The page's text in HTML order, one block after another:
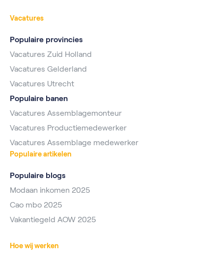
Vacatures
Populaire provincies
Vacatures Zuid Holland
Vacatures Gelderland
Vacatures Utrecht
Populaire banen
Vacatures Assemblagemonteur
Vacatures Productiemedewerker
Vacatures Assemblage medewerker
Populaire artikelen
Populaire blogs
Modaan inkomen 2025
Cao mbo 2025
Vakantiegeld AOW 2025
Hoe wij werken